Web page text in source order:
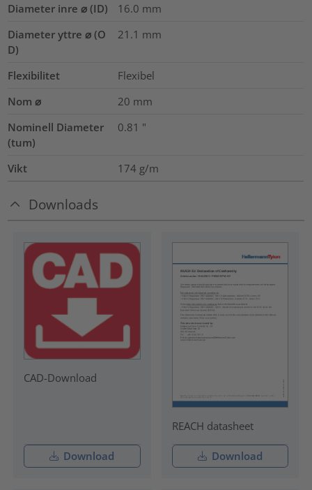
Diameter inre ⌀ (ID)
16.0 mm
Diameter yttre ⌀ (O
D)
21.1 mm
Flexibilitet
Flexibel
Nom ⌀
20 mm
Nominell Diameter
(tum)
0.81 "
Vikt 174 g/m
Downloads
CAD-Download
Download
REACH datasheet
Download